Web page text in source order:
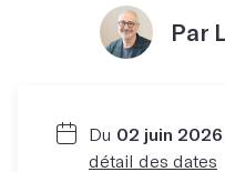
Par
Du 02 juin 2026
détail des dates